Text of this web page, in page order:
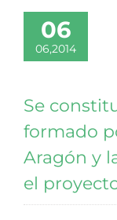
06
06,2014
Se
formado
Aragón y
el